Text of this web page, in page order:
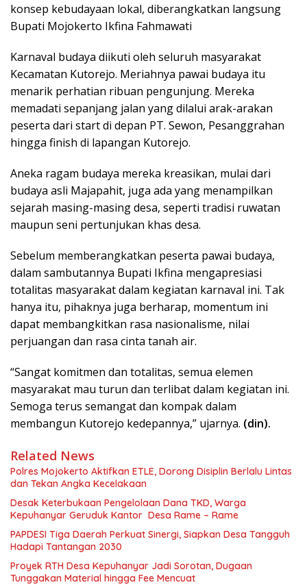
konsep kebudayaan lokal, diberangkatkan langsung
Bupati Mojokerto Ikfina Fahmawati
Karnaval budaya diikuti oleh seluruh masyarakat
Kecamatan Kutorejo. Meriahnya pawai budaya itu
menarik perhatian ribuan pengunjung. Mereka
memadati sepanjang jalan yang dilalui arak-arakan
peserta dari start di depan PT. Sewon, Pesanggrahan
hingga finish di lapangan Kutorejo.
Aneka ragam budaya mereka kreasikan, mulai dari
budaya asli Majapahit, juga ada yang menampilkan
sejarah masing-masing desa, seperti tradisi ruwatan
maupun seni pertunjukan khas desa.
Sebelum memberangkatkan peserta pawai budaya,
dalam sambutannya Bupati Ikfina mengapresiasi
totalitas masyarakat dalam kegiatan karnaval ini. Tak
hanya itu, pihaknya juga berharap, momentum ini
dapat membangkitkan rasa nasionalisme, nilai
perjuangan dan rasa cinta tanah air.
“Sangat komitmen dan totalitas, semua elemen
masyarakat mau turun dan terlibat dalam kegiatan ini.
Semoga terus semangat dan kompak dalam
membangun Kutorejo kedepannya,” ujarnya. (din).
Related News
Polres Mojokerto Aktifkan ETLE, Dorong Disiplin Berlalu Lintas
dan Tekan Angka Kecelakaan
Desak Keterbukaan Pengelolaan Dana TKD, Warga
Kepuhanyar Geruduk Kantor Desa Rame – Rame
PAPDESI Tiga Daerah Perkuat Sinergi, Siapkan Desa Tangguh
Hadapi Tantangan 2030
Proyek RTH Desa Kepuhanyar Jadi Sorotan, Dugaan
Tunggakan Material hingga Fee Mencuat